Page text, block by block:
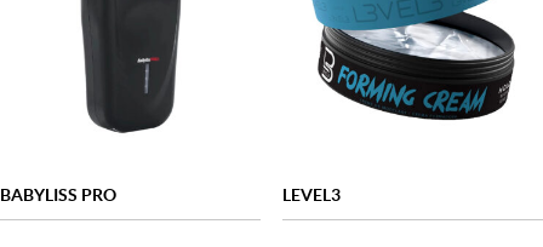
BABYLISS PRO LEVEL3